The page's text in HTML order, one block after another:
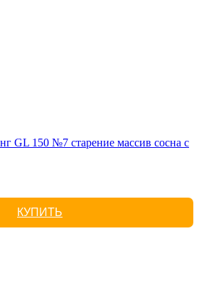
GL 150 №7 старение массив сосна с
КУПИТЬ